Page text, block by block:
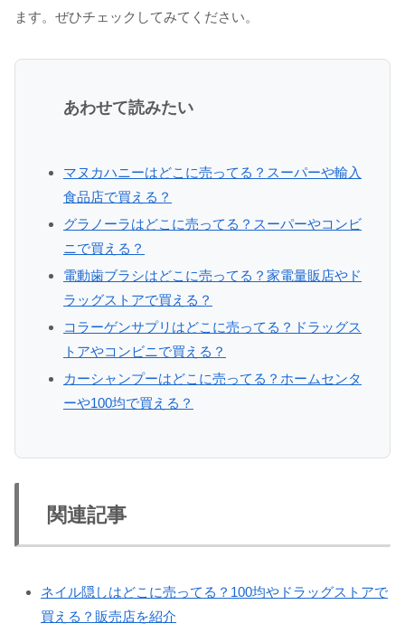
ます。ぜひチェックしてみてください。
あわせて読みたい
マヌカハニーはどこに売ってる？スーパーや輸入
食品店で買える？
グラノーラはどこに売ってる？スーパーやコンビ
ニで買える？
電動歯ブラシはどこに売ってる？家電量販店やド
ラッグストアで買える？
コラーゲンサプリはどこに売ってる？ドラッグス
トアやコンビニで買える？
カーシャンプーはどこに売ってる？ホームセンタ
ーや100均で買える？
関連記事
ネイル隠しはどこに売ってる？100均やドラッグストアで
買える？販売店を紹介